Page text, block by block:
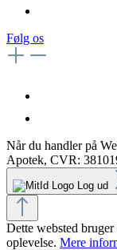
Følg os
Når du handler på
Apotek, CVR:
Log ud
Dette websted
oplevelse. Mere